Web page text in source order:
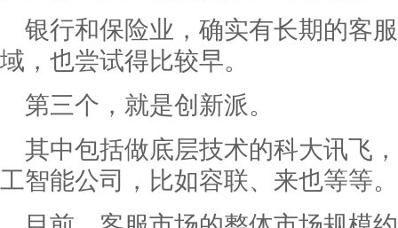
银行和保险业，确实有长期的客
域，也尝试得比较早。
第三个，就是创新派。
其中包括做底层技术的科大讯飞
工智能公司，比如容联、来也等等。